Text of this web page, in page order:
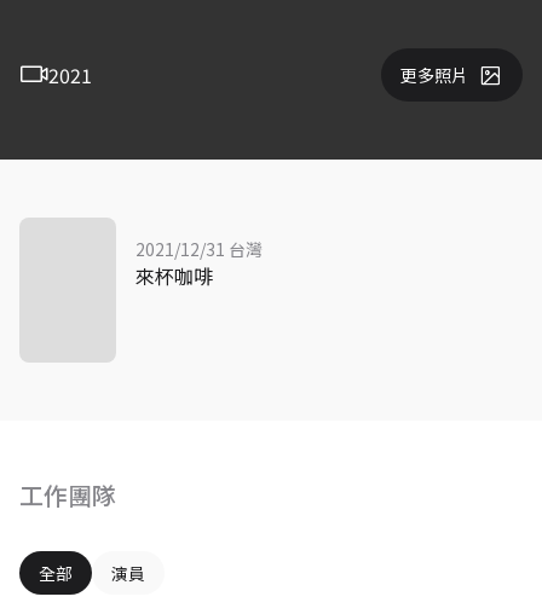
2021 更多照片
工作團隊
全部 演員
2021/12/31 台灣
來杯咖啡